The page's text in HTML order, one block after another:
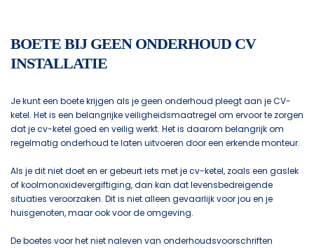
BOETE BIJ GEEN ONDERHOUD CV
INSTALLATIE
Je kunt een boete krijgen als je geen onderhoud pleegt aan je CV-
ketel. Het is een belangrijke veiligheidsmaatregel om ervoor te zorgen
dat je cv-ketel goed en veilig werkt. Het is daarom belangrijk om
regelmatig onderhoud te laten uitvoeren door een erkende monteur.
Als je dit niet doet en er gebeurt iets met je cv-ketel, zoals een gaslek
of koolmonoxidevergiftiging, dan kan dat levensbedreigende
situaties veroorzaken. Dit is niet alleen gevaarlijk voor jou en je
huisgenoten, maar ook voor de omgeving.
De boetes voor het niet naleven van onderhoudsvoorschriften